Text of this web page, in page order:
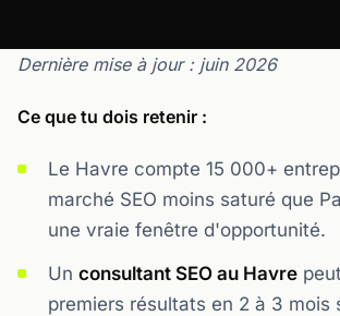
Dernière mise à jour : juin 2026
Ce que tu dois retenir :
Le Havre compte 15 000+
marché SEO moins saturé que
une vraie fenêtre d'opportunité.
Un consultant SEO au Havre
premiers résultats en 2 à 3 mois